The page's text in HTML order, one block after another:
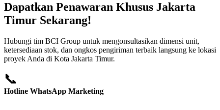
Dapatkan Penawaran Khusus Jakarta
Timur Sekarang!
Hubungi tim BCI Group untuk mengonsultasikan dimensi unit,
ketersediaan stok, dan ongkos pengiriman terbaik langsung ke lokasi
proyek Anda di Kota Jakarta Timur.
📞
Hotline WhatsApp Marketing